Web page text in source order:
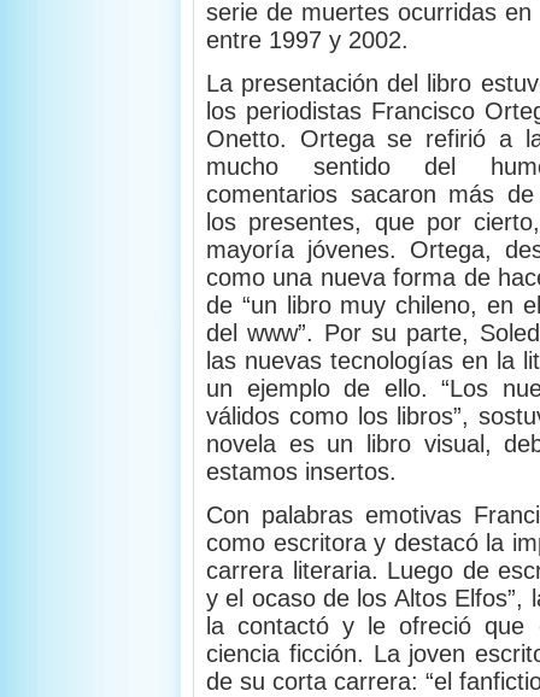
serie de muertes ocurridas en
entre 1997 y 2002.
La presentación del libro
los periodistas Francisco
Onetto. Ortega se refirió a
mucho sentido del
comentarios sacaron más
los presentes, que por
mayoría jóvenes. Ortega,
como una nueva forma de
de “un libro muy chileno, en
del www”. Por su parte,
las nuevas tecnologías en la
un ejemplo de ello. “Los
válidos como los libros”,
novela es un libro visual,
estamos insertos.
Con palabras emotivas
como escritora y destacó la
carrera literaria. Luego de
y el ocaso de los Altos Elfos”,
la contactó y le ofreció que
ciencia ficción. La joven
de su corta carrera: “el